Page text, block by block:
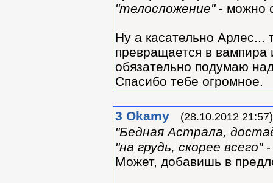
"телосложение"- можно
Ну а касательно Арлес...
превращается в вампира
обязательно подумаю
Спасибо тебе огромное.
3 Okamy (28.10.2012 21:57)
"Бедная Астрала,
"на грудь, скорее всего"-
Может, добавишь в